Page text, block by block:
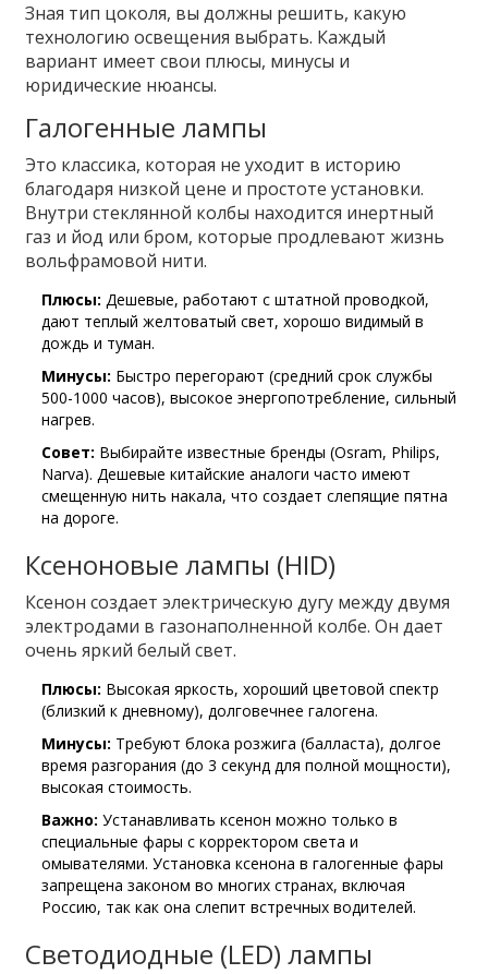
Зная тип цоколя, вы должны решить, какую
технологию освещения выбрать. Каждый
вариант имеет свои плюсы, минусы и
юридические нюансы.
Галогенные лампы
Это классика, которая не уходит в историю
благодаря низкой цене и простоте установки.
Внутри стеклянной колбы находится инертный
газ и йод или бром, которые продлевают жизнь
вольфрамовой нити.
Плюсы: Дешевые, работают с штатной проводкой,
дают теплый желтоватый свет, хорошо видимый в
дождь и туман.
Минусы: Быстро перегорают (средний срок службы
500-1000 часов), высокое энергопотребление, сильный
нагрев.
Совет: Выбирайте известные бренды (Osram, Philips,
Narva). Дешевые китайские аналоги часто имеют
смещенную нить накала, что создает слепящие пятна
на дороге.
Ксеноновые лампы (HID)
Ксенон создает электрическую дугу между двумя
электродами в газонаполненной колбе. Он дает
очень яркий белый свет.
Плюсы: Высокая яркость, хороший цветовой спектр
(близкий к дневному), долговечнее галогена.
Минусы: Требуют блока розжига (балласта), долгое
время разгорания (до 3 секунд для полной мощности),
высокая стоимость.
Важно: Устанавливать ксенон можно только в
специальные фары с корректором света и
омывателями. Установка ксенона в галогенные фары
запрещена законом во многих странах, включая
Россию, так как она слепит встречных водителей.
Светодиодные (LED) лампы